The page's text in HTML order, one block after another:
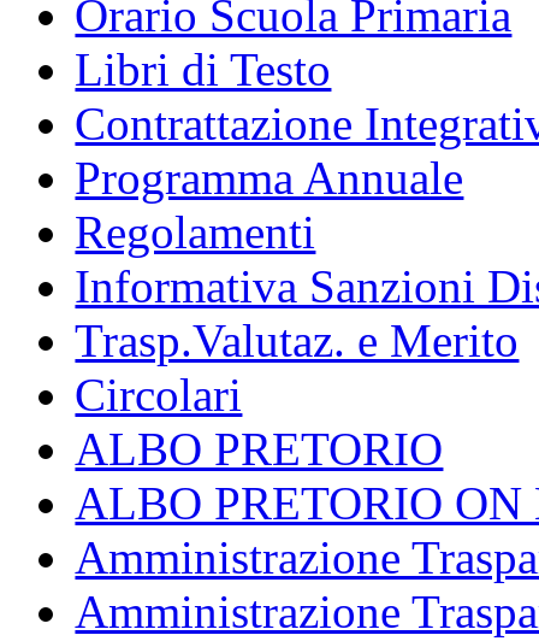
Orario Scuola Primaria
Libri di Testo
Contrattazione
Programma Annuale
Regolamenti
Informativa Sanzioni
Trasp.Valutaz. e Merito
Circolari
ALBO PRETORIO
ALBO PRETORIO
Amministrazione
Amministrazione